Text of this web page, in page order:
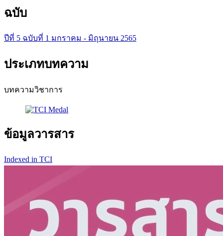
ฉบับ
ปีที่ 5 ฉบับที่ 1 มกราคม - มิถุนายน 2565
ประเภทบทความ
บทความวิชาการ
ข้อมูลวารสาร
Indexed in TCI